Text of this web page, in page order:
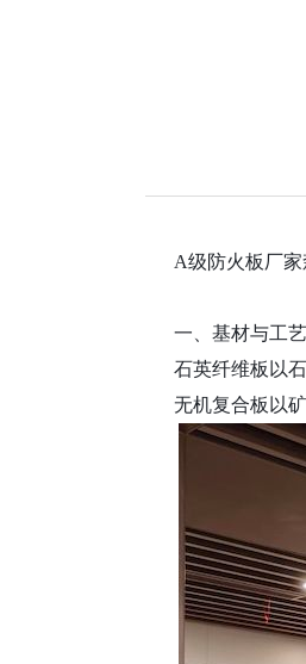
A级防火板厂家
一、基材与工
石英纤维板以
无机复合板以